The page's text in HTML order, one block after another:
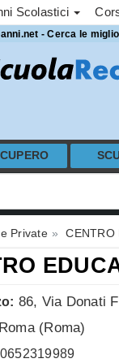
Scolastici
- Cerca le
Private CENTRO
86, Via Donati
Roma (Roma)